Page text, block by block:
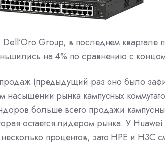
Dell’Oro Group, в последнем квартале
на 4% по сравнению с
(предыдущий раз оно было
насыщении рынка кампусных
больше всего продажи
остается лидером рынка. У
процентов, зато HPE и H3C